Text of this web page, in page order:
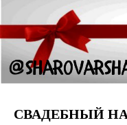
СВАДЕБНЫЙ